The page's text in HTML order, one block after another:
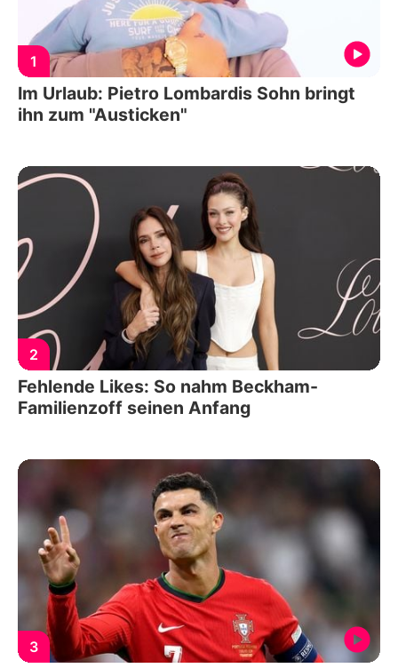
1
Im Urlaub: Pietro Lombardis Sohn bringt
ihn zum "Austicken"
2
Fehlende Likes: So nahm Beckham-
Familienzoff seinen Anfang
3